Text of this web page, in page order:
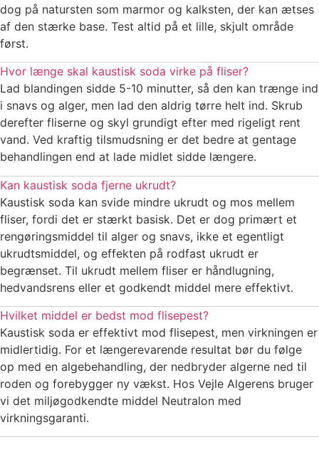
dog på natursten som marmor og kalksten, der kan ætses
af den stærke base. Test altid på et lille, skjult område
først.
Hvor længe skal kaustisk soda virke på fliser?
Lad blandingen sidde 5-10 minutter, så den kan trænge ind
i snavs og alger, men lad den aldrig tørre helt ind. Skrub
derefter fliserne og skyl grundigt efter med rigeligt rent
vand. Ved kraftig tilsmudsning er det bedre at gentage
behandlingen end at lade midlet sidde længere.
Kan kaustisk soda fjerne ukrudt?
Kaustisk soda kan svide mindre ukrudt og mos mellem
fliser, fordi det er stærkt basisk. Det er dog primært et
rengøringsmiddel til alger og snavs, ikke et egentligt
ukrudtsmiddel, og effekten på rodfast ukrudt er
begrænset. Til ukrudt mellem fliser er håndlugning,
hedvandsrens eller et godkendt middel mere effektivt.
Hvilket middel er bedst mod flisepest?
Kaustisk soda er effektivt mod flisepest, men virkningen er
midlertidig. For et længerevarende resultat bør du følge
op med en algebehandling, der nedbryder algerne ned til
roden og forebygger ny vækst. Hos Vejle Algerens bruger
vi det miljøgodkendte middel Neutralon med
virkningsgaranti.